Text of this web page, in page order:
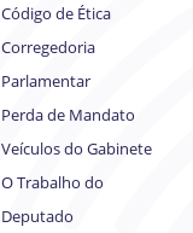
Código de Ética
Corregedoria
Parlamentar
Perda de Mandato
Veículos do Gabinete
O Trabalho do
Deputado